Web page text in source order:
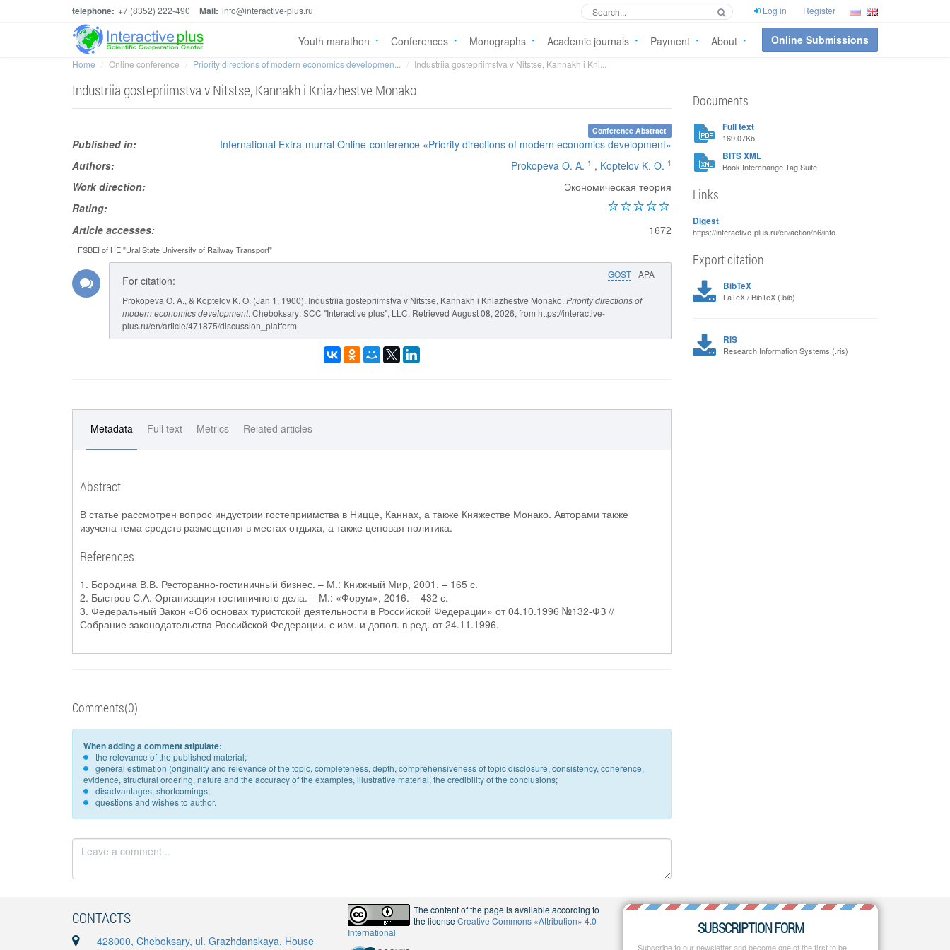
telephone: +7 (8352) 222-490 Mail: info@interactive-plus.ru Log in Register
Youth marathon Conferences Monographs Academic journals Payment About Online Submissions
Home Online conference Priority directions of modern economics developmen... Industriia gostepriimstva v Nitstse, Kannakh i Kni...
Industriia gostepriimstva v Nitstse, Kannakh i Kniazhestve Monako
Conference Abstract
Published in:
International Extra-murral Online-conference «Priority directions of modern economics development»
Authors:
Prokopeva O. A. 1 , Koptelov K. O. 1
Work direction:
Экономическая теория
Rating:
Article accesses:
1672
1 FSBEI of HE "Ural State University of Railway Transport"
GOST APA
For citation:
Prokopeva O. A., & Koptelov K. O. (Jan 1, 1900). Industriia gostepriimstva v Nitstse, Kannakh i Kniazhestve Monako. Priority directions of
modern economics development. Cheboksary: SCC "Interactive plus", LLC. Retrieved August 08, 2026, from https://interactive-
plus.ru/en/article/471875/discussion_platform
Metadata Full text Metrics Related articles
Abstract
В статье рассмотрен вопрос индустрии гостеприимства в Ницце, Каннах, а также Княжестве Монако. Авторами также
изучена тема средств размещения в местах отдыха, а также ценовая политика.
References
1. Бородина В.В. Ресторанно-гостиничный бизнес. – М.: Книжный Мир, 2001. – 165 с.
2. Быстров С.А. Организация гостиничного дела. – М.: «Форум», 2016. – 432 с.
3. Федеральный Закон «Об основах туристской деятельности в Российской Федерации» от 04.10.1996 №132-ФЗ //
Собрание законодательства Российской Федерации. с изм. и допол. в ред. от 24.11.1996.
Comments(0)
When adding a comment stipulate:
the relevance of the published material;
general estimation (originality and relevance of the topic, completeness, depth, comprehensiveness of topic disclosure, consistency, coherence,
evidence, structural ordering, nature and the accuracy of the examples, illustrative material, the credibility of the conclusions;
disadvantages, shortcomings;
questions and wishes to author.
Documents
Full text
169.07Kb
BITS XML
Book Interchange Tag Suite
Links
Digest
https://interactive-plus.ru/en/action/56/info
Export citation
BibTeX
LaTeX / BibTeX (.bib)
RIS
Research Information Systems (.ris)
CONTACTS
428000, Cheboksary, ul. Grazhdanskaya, House
The content of the page is available according to
the licenseCreative Commons «Attribution» 4.0
International
SUBSCRIPTION FORM
Subscribe to our newsletter and become one of the first to be